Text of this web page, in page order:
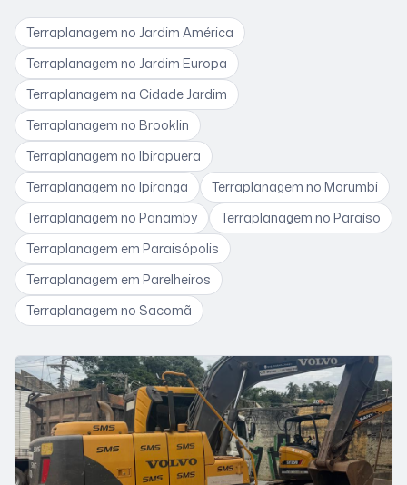
Terraplanagem no Jardim América
Terraplanagem no Jardim Europa
Terraplanagem na Cidade Jardim
Terraplanagem no Brooklin
Terraplanagem no Ibirapuera
Terraplanagem no Ipiranga Terraplanagem no Morumbi
Terraplanagem no Panamby Terraplanagem no Paraíso
Terraplanagem em Paraisópolis
Terraplanagem em Parelheiros
Terraplanagem no Sacomã